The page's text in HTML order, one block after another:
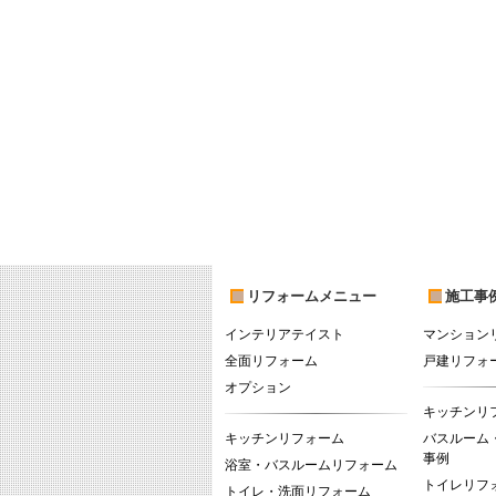
リフォームメニュー
インテリアテイスト
全面リフォーム
オプション
キッチンリフォーム
浴室・バスルームリフォーム
トイレ・洗面リフォーム
施工事
マンション
戸建リフォ
キッチンリ
バスルーム
事例
トイレリフ